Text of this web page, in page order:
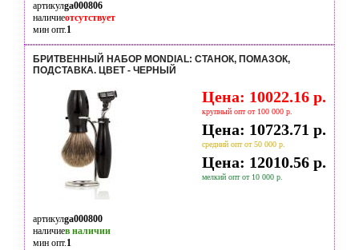
артикулga000806
наличиеотсутствует
мин опт.1
БРИТВЕННЫЙ НАБОР MONDIAL: СТАНОК, ПОМАЗОК,
ПОДСТАВКА. ЦВЕТ - ЧЕРНЫЙ
Цена: 10022.16 р.
крупный опт от 100 000 р.
Цена: 10723.71 р.
средний опт от 50 000 р.
Цена: 12010.56 р.
мелкий опт от 10 000 р.
артикулga000800
наличиев наличии
мин опт.1